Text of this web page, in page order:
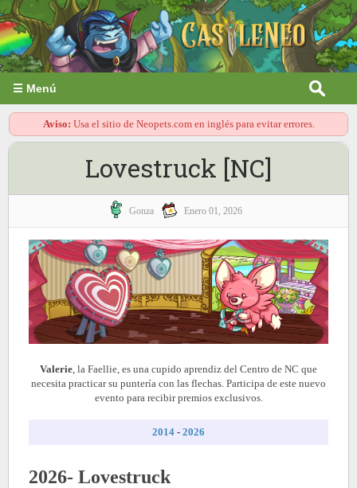
☰ Menú
Aviso: Usa el sitio de Neopets.com en inglés para evitar errores.
Lovestruck [NC]
Gonza Enero 01, 2026
Valerie , la Faellie, es una cupido aprendiz del Centro de NC que
necesita practicar su puntería con las flechas. Participa de este nuevo
evento para recibir premios exclusivos.
2014 - 2026
2026- Lovestruck